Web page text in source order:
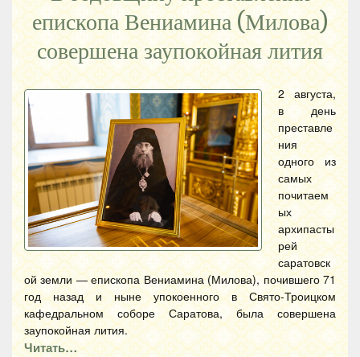
епископа Вениамина (Милова)
совершена заупокойная лития
2 августа,
в день
преставле
ния
одного из
самых
почитаем
ых
архипасты
рей
саратовск
ой земли — епископа Вениамина (Милова), почившего 71
год назад и ныне упокоенного в Свято-Троицком
кафедральном соборе Саратова, была совершена
заупокойная лития.
Читать…